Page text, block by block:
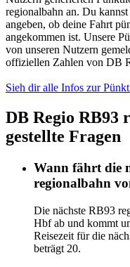
regionalbahn an. Du
angeben, ob deine Fahrt
angekommen ist. Unsere
von unseren Nutzern
offiziellen Zahlen von DB
Sieh dir alle Infos zur
DB Regio RB93
gestellte Fragen
Wann fährt die
regionalbahn
Die nächste RB93
Hbf ab und kommt
Reisezeit für die
beträgt 20.